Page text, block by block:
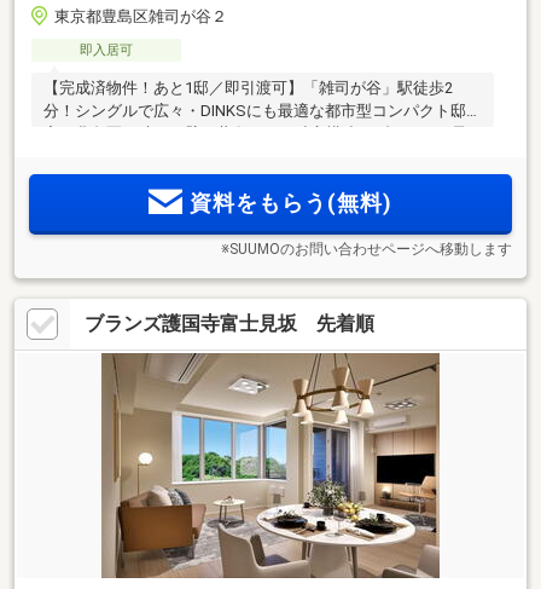
東京都豊島区雑司が谷２
即入居可
【完成済物件！あと1邸／即引渡可】「雑司が谷」駅徒歩2
分！シングルで広々・DINKSにも最適な都市型コンパクト邸
資料をもらう(無料)
※SUUMOのお問い合わせページへ移動します
ブランズ護国寺富士見坂 先着順